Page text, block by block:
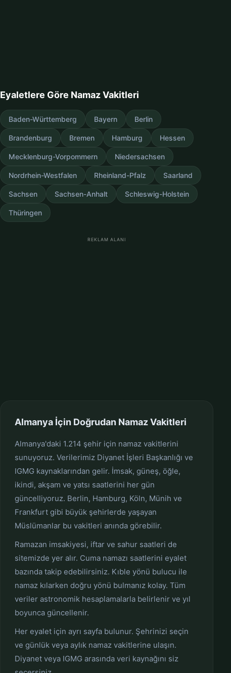
Eyaletlere Göre Namaz Vakitleri
Baden-Württemberg Bayern Berlin
Brandenburg Bremen Hamburg Hessen
Mecklenburg-Vorpommern Niedersachsen
Nordrhein-Westfalen Rheinland-Pfalz Saarland
Sachsen Sachsen-Anhalt Schleswig-Holstein
Thüringen
REKLAM ALANI
Almanya İçin Doğrudan Namaz Vakitleri
Almanya'daki 1.214 şehir için namaz vakitlerini
sunuyoruz. Verilerimiz Diyanet İşleri Başkanlığı ve
IGMG kaynaklarından gelir. İmsak, güneş, öğle,
ikindi, akşam ve yatsı saatlerini her gün
güncelliyoruz. Berlin, Hamburg, Köln, Münih ve
Frankfurt gibi büyük şehirlerde yaşayan
Müslümanlar bu vakitleri anında görebilir.
Ramazan imsakiyesi, iftar ve sahur saatleri de
sitemizde yer alır. Cuma namazı saatlerini eyalet
bazında takip edebilirsiniz. Kıble yönü bulucu ile
namaz kılarken doğru yönü bulmanız kolay. Tüm
veriler astronomik hesaplamalarla belirlenir ve yıl
boyunca güncellenir.
Her eyalet için ayrı sayfa bulunur. Şehrinizi seçin
ve günlük veya aylık namaz vakitlerine ulaşın.
Diyanet veya IGMG arasında veri kaynağını siz